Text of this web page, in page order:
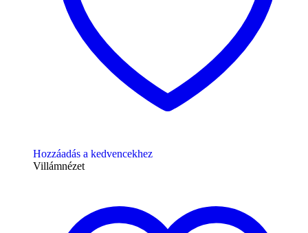
Hozzáadás a kedvencekhez
Villámnézet